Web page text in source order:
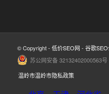
© Copyright - 低价SEO网 - 谷歌
苏公网安备 32132402000563号
温岭市温岭市隐私政策